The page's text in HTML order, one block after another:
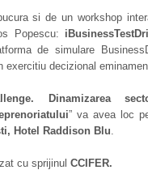
si de un workshop
Popescu:
de simulare
exercitiu decizional
Dinamizarea
” va avea loc
Hotel Raddison Blu.
cu sprijinul CCIFER.